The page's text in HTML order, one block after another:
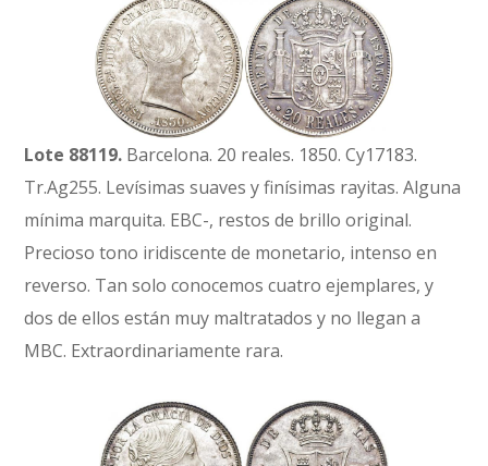
Lote 88119. Barcelona. 20 reales. 1850. Cy17183.
Tr.Ag255. Levísimas suaves y finísimas rayitas. Alguna
mínima marquita. EBC-, restos de brillo original.
Precioso tono iridiscente de monetario, intenso en
reverso. Tan solo conocemos cuatro ejemplares, y
dos de ellos están muy maltratados y no llegan a
MBC. Extraordinariamente rara.